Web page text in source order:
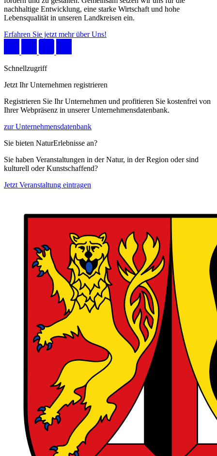
nachhaltige Entwicklung, eine starke Wirtschaft und hohe
Lebensqualität in unseren Landkreisen ein.
Erfahren Sie jetzt mehr über Uns!
Schnellzugriff
Jetzt Ihr Unternehmen registrieren
Registrieren Sie Ihr Unternehmen und profitieren Sie kostenfrei von
Ihrer Webpräsenz in unserer Unternehmensdatenbank.
zur Unternehmensdatenbank
Sie bieten NaturErlebnisse an?
Sie haben Veranstaltungen in der Natur, in der Region oder sind
kulturell oder Kunstschaffend?
Jetzt Veranstaltung eintragen